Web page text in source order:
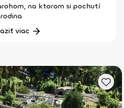
na ktorom si pochutí
viac